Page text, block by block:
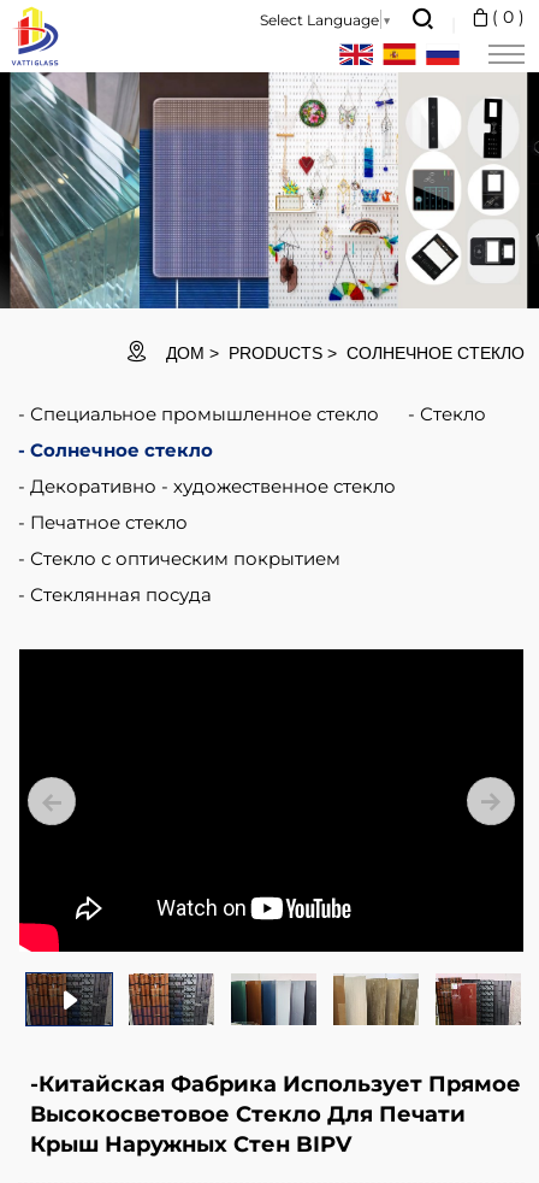
Select Language ▼ ( 0 )
Solar
panel
glass
is
one
of
the
important
barriers
protects
solar
photovoltaic
cells
against
ДОМ PRODUCTS СОЛНЕЧНОЕ СТЕКЛО
Специальное промышленное стекло
Стекло
Солнечное стекло
Декоративно - художественное стекло
Печатное стекло
Стекло с оптическим покрытием
Стеклянная посуда
-Китайская Фабрика Использует Прямое
Высокосветовое Стекло Для Печати
Крыш Наружных Стен BIPV